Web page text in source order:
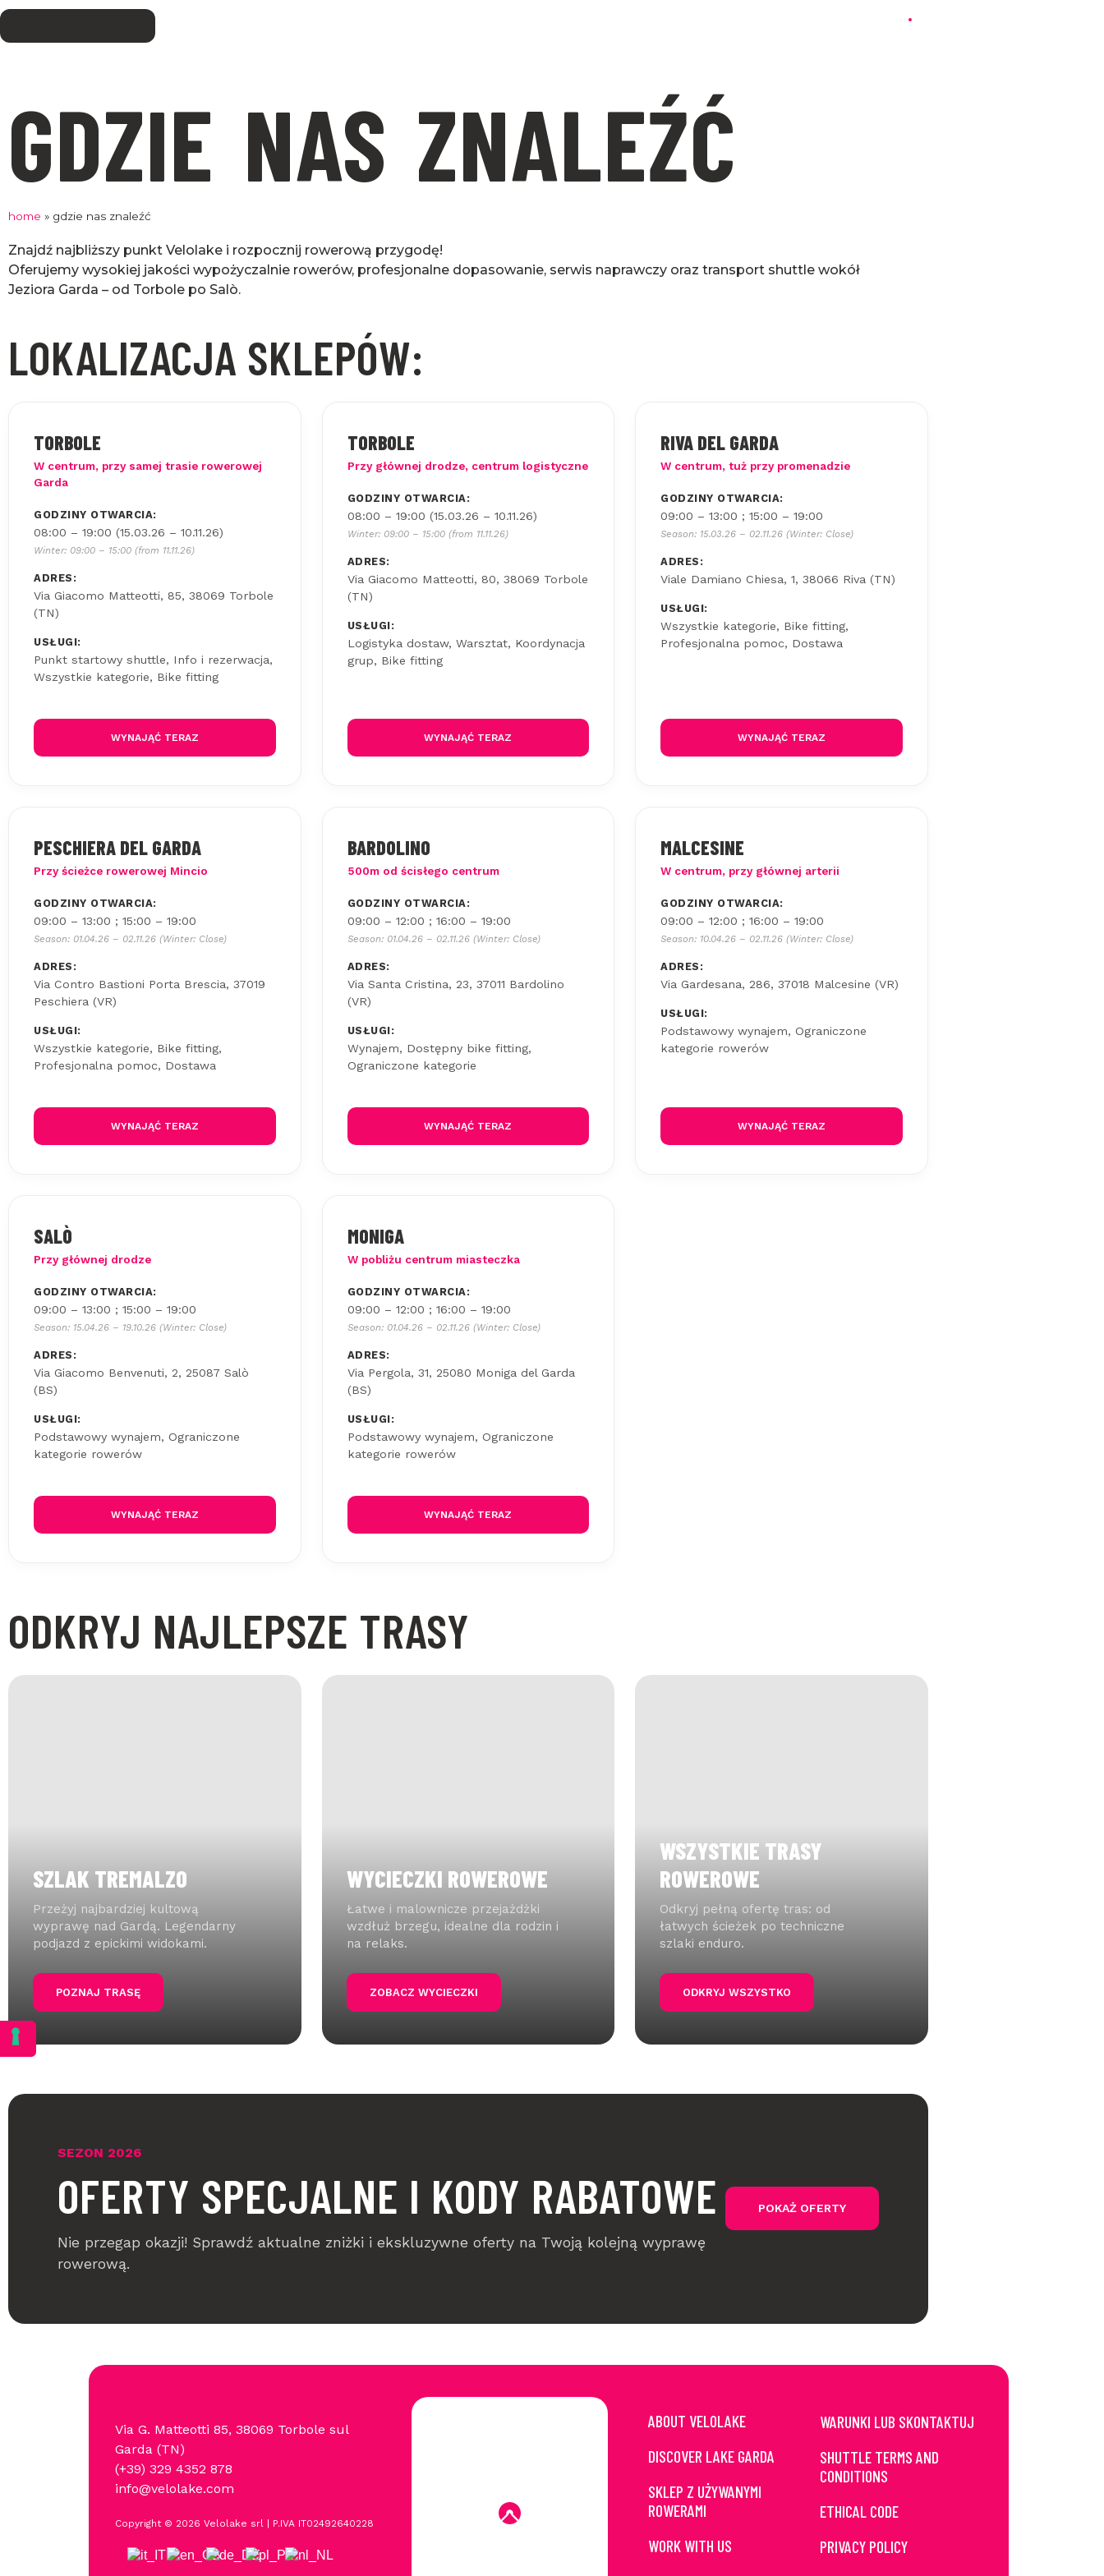
GDZIE NAS ZNALEŹĆ
home » gdzie nas znaleźć
Znajdź najbliższy punkt Velolake i rozpocznij rowerową przygodę!
Oferujemy wysokiej jakości wypożyczalnie rowerów, profesjonalne dopasowanie, serwis naprawczy oraz transport shuttle wokół
Jeziora Garda – od Torbole po Salò.
LOKALIZACJA SKLEPÓW:
TORBOLE
W centrum, przy samej trasie rowerowej
Garda
GODZINY OTWARCIA:
08:00 – 19:00 (15.03.26 – 10.11.26)
Winter: 09:00 – 15:00 (from 11.11.26)
ADRES:
Via Giacomo Matteotti, 85, 38069 Torbole
(TN)
USŁUGI:
Punkt startowy shuttle, Info i rezerwacja,
Wszystkie kategorie, Bike fitting
WYNAJĄĆ TERAZ
TORBOLE
Przy głównej drodze, centrum logistyczne
GODZINY OTWARCIA:
08:00 – 19:00 (15.03.26 – 10.11.26)
Winter: 09:00 – 15:00 (from 11.11.26)
ADRES:
Via Giacomo Matteotti, 80, 38069 Torbole
(TN)
USŁUGI:
Logistyka dostaw, Warsztat, Koordynacja
grup, Bike fitting
WYNAJĄĆ TERAZ
RIVA DEL GARDA
W centrum, tuż przy promenadzie
GODZINY OTWARCIA:
09:00 – 13:00 ; 15:00 – 19:00
Season: 15.03.26 – 02.11.26 (Winter: Close)
ADRES:
Viale Damiano Chiesa, 1, 38066 Riva (TN)
USŁUGI:
Wszystkie kategorie, Bike fitting,
Profesjonalna pomoc, Dostawa
WYNAJĄĆ TERAZ
PESCHIERA DEL GARDA
Przy ścieżce rowerowej Mincio
GODZINY OTWARCIA:
09:00 – 13:00 ; 15:00 – 19:00
Season: 01.04.26 – 02.11.26 (Winter: Close)
ADRES:
Via Contro Bastioni Porta Brescia, 37019
Peschiera (VR)
USŁUGI:
Wszystkie kategorie, Bike fitting,
Profesjonalna pomoc, Dostawa
WYNAJĄĆ TERAZ
BARDOLINO
500m od ścisłego centrum
GODZINY OTWARCIA:
09:00 – 12:00 ; 16:00 – 19:00
Season: 01.04.26 – 02.11.26 (Winter: Close)
ADRES:
Via Santa Cristina, 23, 37011 Bardolino
(VR)
USŁUGI:
Wynajem, Dostępny bike fitting,
Ograniczone kategorie
WYNAJĄĆ TERAZ
MALCESINE
W centrum, przy głównej arterii
GODZINY OTWARCIA:
09:00 – 12:00 ; 16:00 – 19:00
Season: 10.04.26 – 02.11.26 (Winter: Close)
ADRES:
Via Gardesana, 286, 37018 Malcesine (VR)
USŁUGI:
Podstawowy wynajem, Ograniczone
kategorie rowerów
WYNAJĄĆ TERAZ
SALÒ
Przy głównej drodze
GODZINY OTWARCIA:
09:00 – 13:00 ; 15:00 – 19:00
Season: 15.04.26 – 19.10.26 (Winter: Close)
ADRES:
Via Giacomo Benvenuti, 2, 25087 Salò
(BS)
USŁUGI:
Podstawowy wynajem, Ograniczone
kategorie rowerów
WYNAJĄĆ TERAZ
MONIGA
W pobliżu centrum miasteczka
GODZINY OTWARCIA:
09:00 – 12:00 ; 16:00 – 19:00
Season: 01.04.26 – 02.11.26 (Winter: Close)
ADRES:
Via Pergola, 31, 25080 Moniga del Garda
(BS)
USŁUGI:
Podstawowy wynajem, Ograniczone
kategorie rowerów
WYNAJĄĆ TERAZ
ODKRYJ NAJLEPSZE TRASY
SZLAK TREMALZO
Przeżyj najbardziej kultową
wyprawę nad Gardą. Legendarny
podjazd z epickimi widokami.
POZNAJ TRASĘ
WYCIECZKI ROWEROWE
Łatwe i malownicze przejażdżki
wzdłuż brzegu, idealne dla rodzin i
na relaks.
ZOBACZ WYCIECZKI
WSZYSTKIE TRASY
ROWEROWE
Odkryj pełną ofertę tras: od
łatwych ścieżek po techniczne
szlaki enduro.
ODKRYJ WSZYSTKO
SEZON 2026
OFERTY SPECJALNE I KODY RABATOWE
Nie przegap okazji! Sprawdź aktualne zniżki i ekskluzywne oferty na Twoją kolejną wyprawę
rowerową.
POKAŻ OFERTY
Via G. Matteotti 85, 38069 Torbole sul
Garda (TN)
(+39) 329 4352 878
info@velolake.com
Copyright © 2026 Velolake srl | P.IVA IT02492640228
ABOUT VELOLAKE
DISCOVER LAKE GARDA
SKLEP Z UŻYWANYMI
ROWERAMI
WORK WITH US
WARUNKI LUB SKONTAKTUJ
SHUTTLE TERMS AND
CONDITIONS
ETHICAL CODE
PRIVACY POLICY